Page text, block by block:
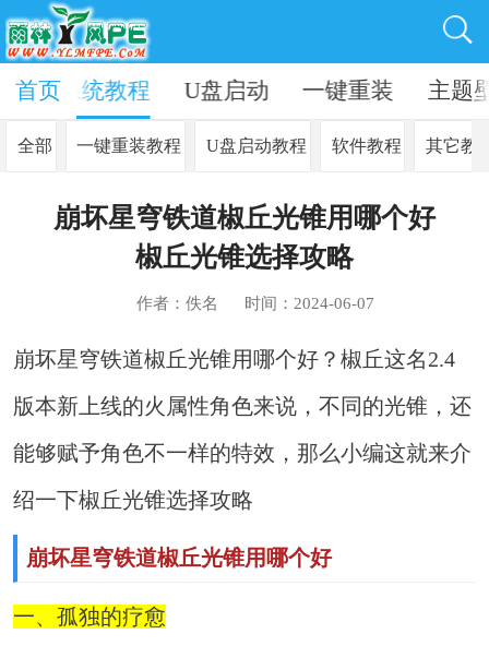
系统教程 U盘启动 一键重装 主题
首页
全部 一键重装教程 U盘启动教程 软件教程 其它教
崩坏星穹铁道椒丘光锥用哪个好
椒丘光锥选择攻略
作者：佚名 时间：2024-06-07
崩坏星穹铁道椒丘光锥用哪个好？椒丘这名2.4
版本新上线的火属性角色来说，不同的光锥，还
能够赋予角色不一样的特效，那么小编这就来介
绍一下椒丘光锥选择攻略
崩坏星穹铁道椒丘光锥用哪个好
一、孤独的疗愈